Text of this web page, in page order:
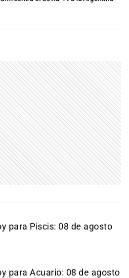
para Piscis: 08 de agosto
para Acuario: 08 de agosto